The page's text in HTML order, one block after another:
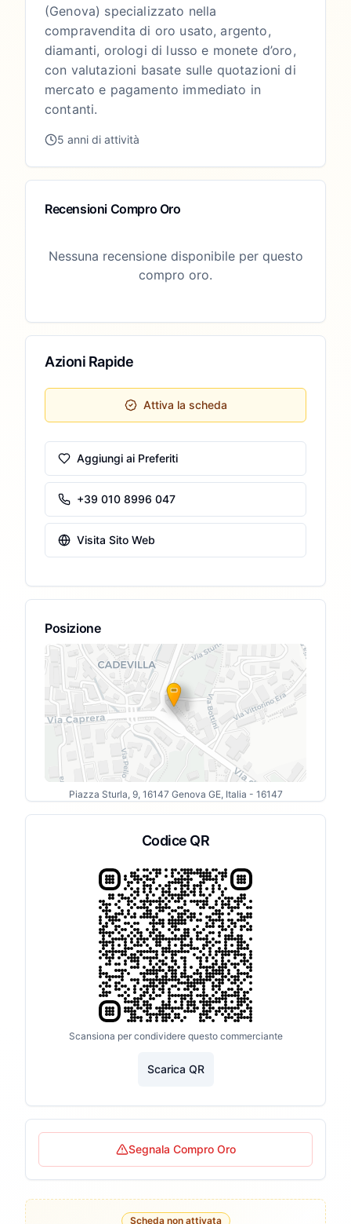
(Genova) specializzato nella
compravendita di oro usato, argento,
diamanti, orologi di lusso e monete d’oro,
con valutazioni basate sulle quotazioni di
mercato e pagamento immediato in
contanti.
5 anni di attività
Recensioni Compro Oro
Nessuna recensione disponibile per questo
compro oro.
Azioni Rapide
Attiva la scheda
Aggiungi ai Preferiti
+39 010 8996 047
Visita Sito Web
Posizione
Piazza Sturla, 9, 16147 Genova GE, Italia - 16147
Codice QR
Scansiona per condividere questo commerciante
Scarica QR
Segnala Compro Oro
Scheda non attivata